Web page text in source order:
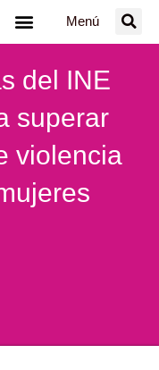
Menú
del INE
superar
violencia